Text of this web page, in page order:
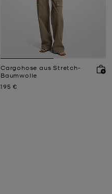
Cargohose aus Stretch-
Baumwolle
Jetzt
195 €